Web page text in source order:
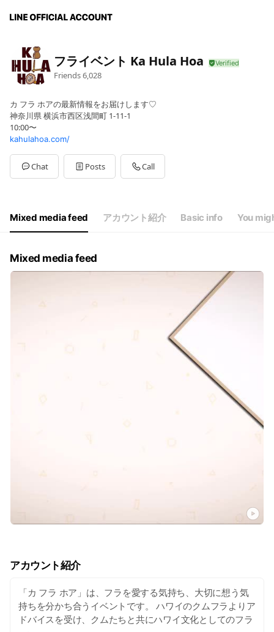
フライベント Ka Hula Hoa
Friends6,028
カ フラ ホアの最新情報をお届けします♡
神奈川県 横浜市西区浅間町 1-11-1
10:00〜
kahulahoa.com/
Chat Posts Call
Mixed media feed アカウント紹介 Basic info You
Mixed media feed
アカウント紹介
「カ フラ ホア」は、フラを愛する気持ち、大切に想う気
持ちを分かち合うイベントです。 ハワイのクムフラよりア
ドバイスを受け、クムたちと共にハワイ文化としてのフラ